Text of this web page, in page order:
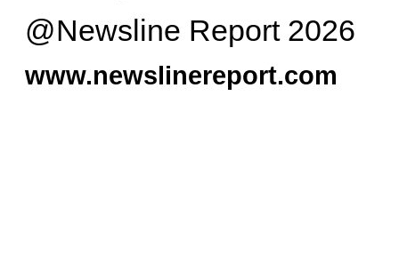
@Newsline Report 2026
www.newslinereport.com